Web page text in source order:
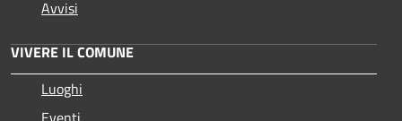
Avvisi
VIVERE IL COMUNE
Luoghi